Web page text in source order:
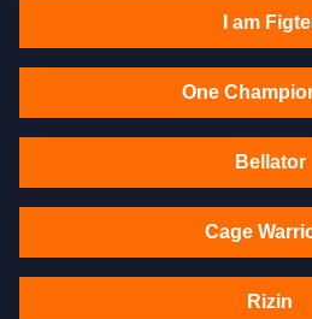
I am
One
Bellator
Cage
Rizin